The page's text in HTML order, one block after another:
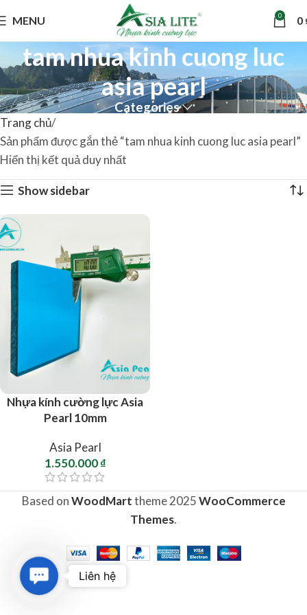
MENU 0 0
tam nhua kinh cuong luc
asia pearl
Categories
Trang chủ
Sản phẩm được gắn thẻ “tam nhua kinh cuong luc asia pearl”
Hiển thị kết quả duy nhất
Show sidebar
Nhựa kính cường lực Asia
Pearl 10mm
Asia Pearl
1.550.000₫
Based onWoodMarttheme2025WooCommerce
Themes.
Contact
Us
Liên hệ